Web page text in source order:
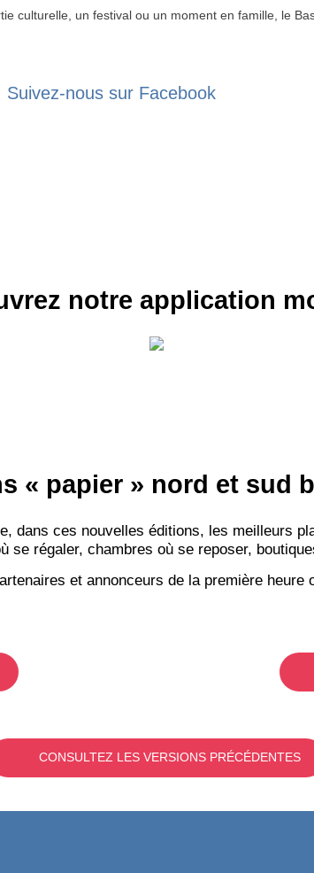
culturelle, un festival ou un moment en famille, le
Suivez-nous sur Facebook
notre application
« papier » nord et sud
dans ces nouvelles éditions, les meilleurs
se régaler, chambres où se reposer,
et annonceurs de la première heure
CONSULTEZ LES VERSIONS PRÉCÉDENTES